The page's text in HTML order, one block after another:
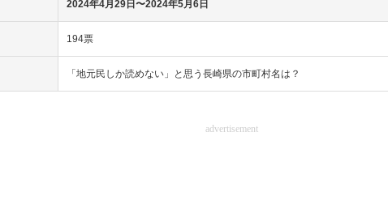
2024年4月29日〜2024年5月6日
194票
「地元民しか読めない」と思う長崎県の市町村名は？
advertisement